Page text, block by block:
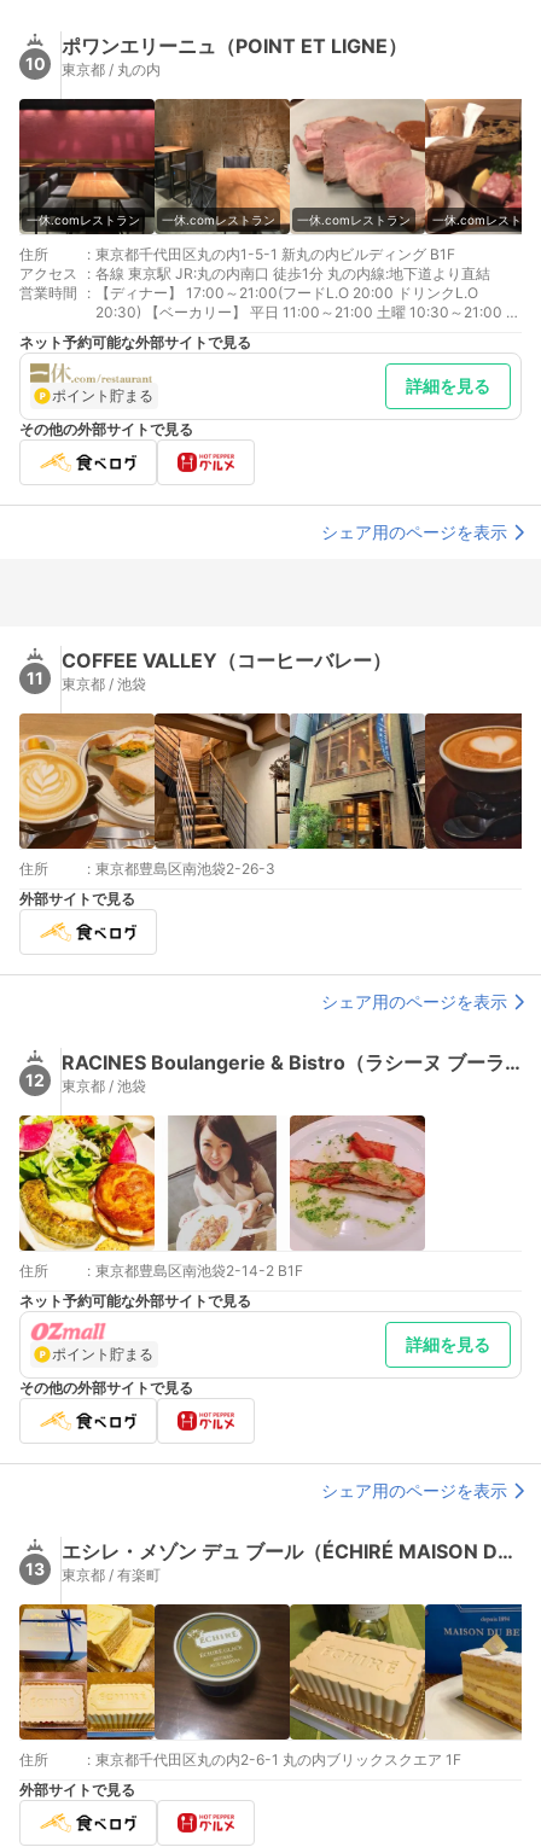
10
ポワンエリーニュ（POINT ET LIGNE）
東京都 / 丸の内
一休.comレストラン 一休.comレストラン 一休.comレストラン 一休.comレストラ
住所 : 東京都千代田区丸の内1-5-1 新丸の内ビルディング B1F
アクセス
: 各線 東京駅 JR:丸の内南口 徒歩1分 丸の内線:地下道より直結
営業時間
:
【ディナー】 17:00～21:00(フードL.O 20:00 ドリンクL.O
20:30) 【ベーカリー】 平日 11:00～21:00 土曜 10:30～21:00 日
祝 10:30～20:00 【ランチ】(予約不可) 平日 11:00～14:00、土
日祝 10:30～15:00 【カフェ】(予約不可) 平日 14:00～、土日祝
15:00～
ネット予約可能な外部サイトで見る
ポイント貯まる 詳細を見る
その他の外部サイトで見る
シェア用のページを表示
11
COFFEE VALLEY（コーヒーバレー）
東京都 / 池袋
住所 : 東京都豊島区南池袋2-26-3
外部サイトで見る
シェア用のページを表示
12
RACINES Boulangerie & Bistro（ラシーヌ ブーランジェリー アンド ビストロ）
東京都 / 池袋
住所 : 東京都豊島区南池袋2-14-2 B1F
ネット予約可能な外部サイトで見る
ポイント貯まる 詳細を見る
その他の外部サイトで見る
シェア用のページを表示
13
エシレ・メゾン デュ ブール（ÉCHIRÉ MAISON DU BEURRE）
東京都 / 有楽町
住所 : 東京都千代田区丸の内2-6-1 丸の内ブリックスクエア 1F
外部サイトで見る